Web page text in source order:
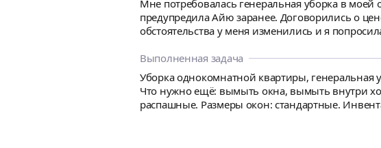
Мне потребовалась генеральная уборка в моей
предупредила Айю заранее. Договорились о
обстоятельства у меня изменились и я
ооочень грязная квартира блестела от
генеральной и регулярной уборке моей
удовлетворены!
Выполненная задача
Уборка однокомнатной квартиры, генеральная
Что нужно ещё: вымыть окна, вымыть внутри
распашные. Размеры окон: стандартные.